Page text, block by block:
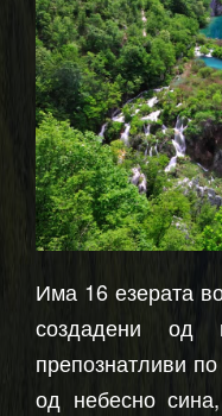
Има 16 езерата
создадени од
препознатливи
од небесно